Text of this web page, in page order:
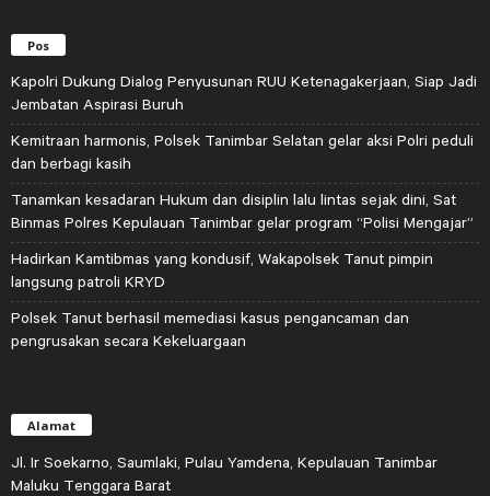
Pos
Kapolri Dukung Dialog Penyusunan RUU Ketenagakerjaan, Siap Jadi
Jembatan Aspirasi Buruh
Kemitraan harmonis, Polsek Tanimbar Selatan gelar aksi Polri peduli
dan berbagi kasih
Tanamkan kesadaran Hukum dan disiplin lalu lintas sejak dini, Sat
Binmas Polres Kepulauan Tanimbar gelar program “Polisi Mengajar”
Hadirkan Kamtibmas yang kondusif, Wakapolsek Tanut pimpin
langsung patroli KRYD
Polsek Tanut berhasil memediasi kasus pengancaman dan
pengrusakan secara Kekeluargaan
Alamat
Jl. Ir Soekarno, Saumlaki, Pulau Yamdena, Kepulauan Tanimbar
Maluku Tenggara Barat